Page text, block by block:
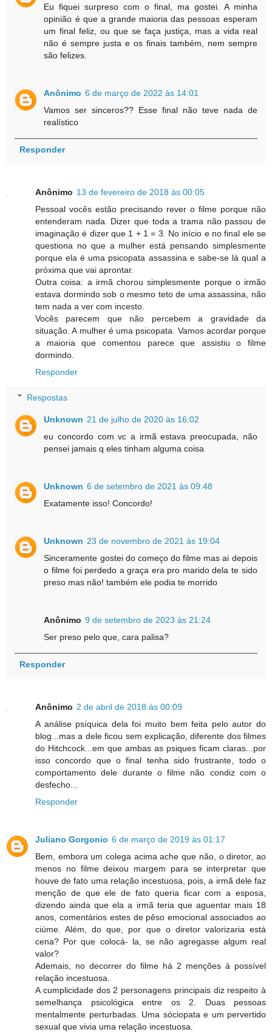
Eu fiquei surpreso com o final, ma gostei. A minha
opinião é que a grande maioria das pessoas esperam
um final feliz, ou que se faça justiça, mas a vida real
não é sempre justa e os finais também, nem sempre
são felizes.
Anônimo 6 de março de 2022 às 14:01
Vamos ser sinceros?? Esse final não teve nada de
realístico
Responder
Anônimo 13 de fevereiro de 2018 às 00:05
Pessoal vocês estão precisando rever o filme porque não
entenderam nada. Dizer que toda a trama não passou de
imaginação é dizer que 1 + 1 = 3. No início e no final ele se
questiona no que a mulher está pensando simplesmente
porque ela é uma psicopata assassina e sabe-se lá qual a
próxima que vai aprontar.
Outra coisa: a irmã chorou simplesmente porque o irmão
estava dormindo sob o mesmo teto de uma assassina, não
tem nada a ver com incesto.
Vocês parecem que não percebem a gravidade da
situação. A mulher é uma psicopata. Vamos acordar porque
a maioria que comentou parece que assistiu o filme
dormindo.
Responder
Respostas
Unknown 21 de julho de 2020 às 16:02
eu concordo com vc a irmã estava preocupada, não
pensei jamais q eles tinham alguma coisa
Unknown 6 de setembro de 2021 às 09:48
Exatamente isso! Concordo!
Unknown 23 de novembro de 2021 às 19:04
Sinceramente gostei do começo do filme mas ai depois
o filme foi perdedo a graça era pro marido dela te sido
preso mas não! também ele podia te morrido
Anônimo 9 de setembro de 2023 às 21:24
Ser preso pelo que, cara palisa?
Responder
Anônimo 2 de abril de 2018 às 00:09
A análise psíquica dela foi muito bem feita pelo autor do
blog...mas a dele ficou sem explicação, diferente dos filmes
do Hitchcock...em que ambas as psiques ficam claras...por
isso concordo que o final tenha sido frustrante, todo o
comportamento dele durante o filme não condiz com o
desfecho...
Responder
Juliano Gorgonio 6 de março de 2019 às 01:17
Bem, embora um colega acima ache que não, o diretor, ao
menos no filme deixou margem para se interpretar que
houve de fato uma relação incestuosa, pois, a irmã dele faz
menção de que ele de fato queria ficar com a esposa,
dizendo ainda que ela a irmã teria que aguentar mais 18
anos, comentários estes de pêso emocional associados ao
ciúme. Além, do que, por que o diretor valorizaria está
cena? Por que colocá- la, se não agregasse algum real
valor?
Ademais, no decorrer do filme há 2 menções à possível
relação incestuosa.
A cumplicidade dos 2 personagens principais diz respeito à
semelhança psicológica entre os 2. Duas pessoas
mentalmente perturbadas. Uma sóciopata e um pervertido
sexual que vivia uma relação incestuosa.